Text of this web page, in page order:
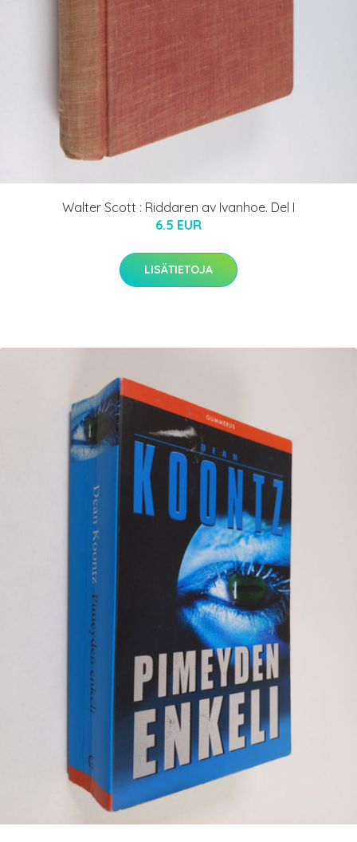
Walter Scott : Riddaren av Ivanhoe. Del I
6.5 EUR
LISÄTIETOJA